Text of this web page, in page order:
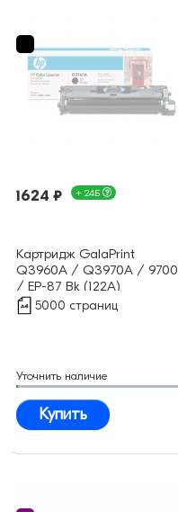
1624 ₽ + 24Б
Картридж GalaPrint
Q3960A / Q3970A /
/ EP-87 Bk (122A)
совместимый
5000 страниц
Уточнить наличие
Купить